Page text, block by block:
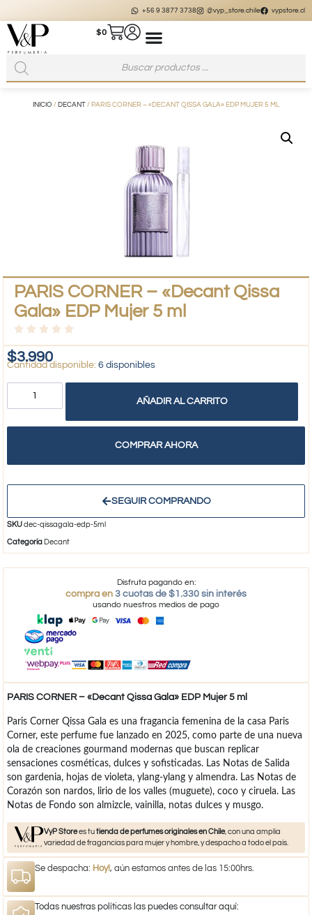
+56 9 3877 3738 @vyp_store.chile vypstore.cl
$0
INICIO / DECANT / PARIS CORNER – «DECANT QISSA GALA» EDP MUJER 5 ML
PARIS CORNER – «Decant Qissa
Gala» EDP Mujer 5 ml
$3.990 6 disponibles
AÑADIR AL CARRITO
COMPRAR AHORA
SEGUIR COMPRANDO
SKUdec-qissagala-edp-5ml
Categoría Decant
Disfruta pagando en:
compra en 3 cuotas de $1.330 sin interés
usando nuestros medios de pago
PARIS CORNER – «Decant Qissa Gala» EDP Mujer 5 ml
Paris Corner Qissa Gala es una fragancia femenina de la casa Paris
Corner, este perfume fue lanzado en 2025, como parte de una nueva
ola de creaciones gourmand modernas que buscan replicar
sensaciones cosméticas, dulces y sofisticadas. Las Notas de Salida
son gardenia, hojas de violeta, ylang-ylang y almendra. Las Notas de
Corazón son nardos, lirio de los valles (muguete), coco y ciruela. Las
Notas de Fondo son almizcle, vainilla, notas dulces y musgo.
VyP Storees tutienda de perfumes originales en Chile, con una amplia
variedad de fragancias para mujer y hombre, y despacho a todo el país.
Se despacha: Hoy!, aún estamos antes de las 15:00hrs.
Todas nuestras políticas las puedes consultar aquí: